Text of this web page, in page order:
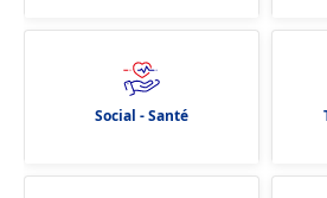
Social - Santé